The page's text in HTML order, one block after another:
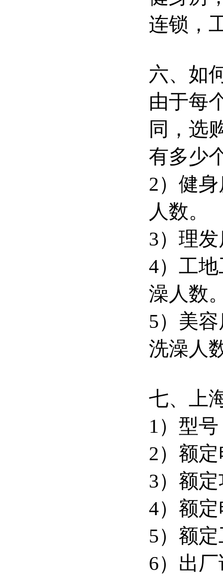
连锁，
六、如
由于每
同，选
有多少
2）健
人数。
3）理
4）工
澡人数
5）美
洗澡人
七、上
1）型
2）额
3）额
4）额
5）额
6）出